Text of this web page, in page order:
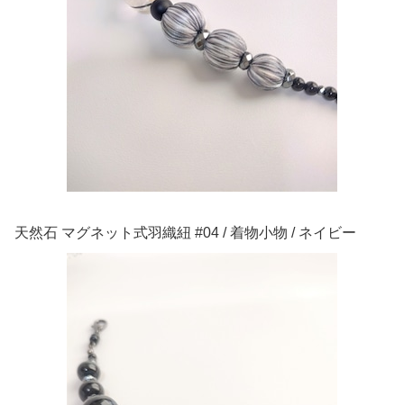
天然石 マグネット式羽織紐 #04 / 着物小物 / ネイビー